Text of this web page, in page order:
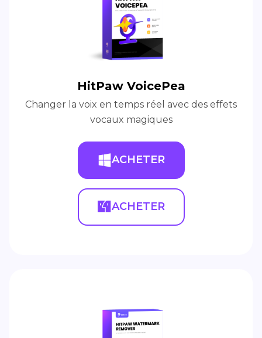
HitPaw VoicePea
Changer la voix en temps réel avec des effets
vocaux magiques
ACHETER
ACHETER